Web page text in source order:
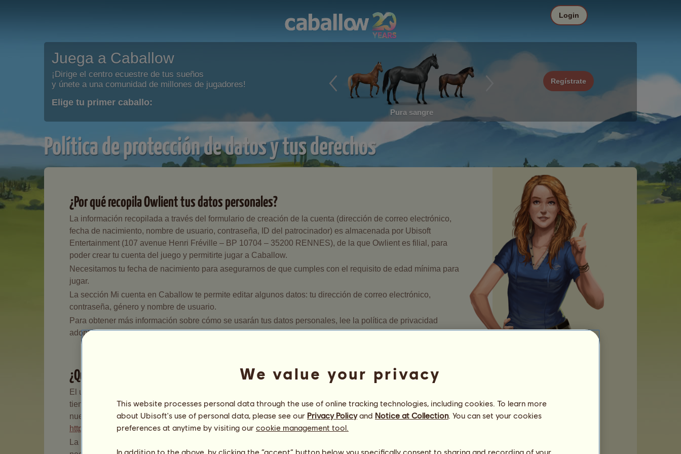
Juega a Caballow
¡Dirige el centro ecuestre de tus sueños
y únete a una comunidad de millones de jugadores!
Elige tu primer caballo:
Pura sangre
Regístrate
Login
Política de protección de datos y tus derechos
¿Por qué recopila Owlient tus datos personales?
La información recopilada a través del formulario de creación de la cuenta (dirección de correo electrónico,
fecha de nacimiento, nombre de usuario, contraseña, ID del patrocinador) es almacenada por Ubisoft
Entertainment (107 avenue Henri Fréville – BP 10704 – 35200 RENNES), de la que Owlient es filial, para
poder crear tu cuenta del juego y permitirte jugar a Caballow.
Necesitamos tu fecha de nacimiento para asegurarnos de que cumples con el requisito de edad mínima para
jugar.
La sección Mi cuenta en Caballow te permite editar algunos datos: tu dirección de correo electrónico,
contraseña, género y nombre de usuario.
Para obtener más información sobre cómo se usarán tus datos personales, lee la política de privacidad
adoptada por Owlient:https://legal.ubi.com/PrivacyPolicy/es-ES.
¿Qué sucede si no proporcionas tus datos personales?
El uso de tus datos personales se basa en tu consentimiento y es necesario para cumplir con el contrato que
tienes con Owlient y para confirmar que estás de acuerdo con los términos y condiciones generales de
nuestros servicios. Puedes leer nuestros términos y condiciones generales en el siguiente enlace
https://legal.owlient.com/tou/es.
La información recogida en el formulario de creación de cuenta (a excepción de la ID de tu patrocinador) es
We value your privacy
This website processes personal data through the use of online tracking technologies, including cookies. To learn more
about Ubisoft's use of personal data, please see our Privacy Policyand Notice at Collection. You can set your cookies
preferences at anytime by visiting our cookie management tool.
In addition to the above, by clicking the “accept” button below you specifically consent to sharing and recording of your